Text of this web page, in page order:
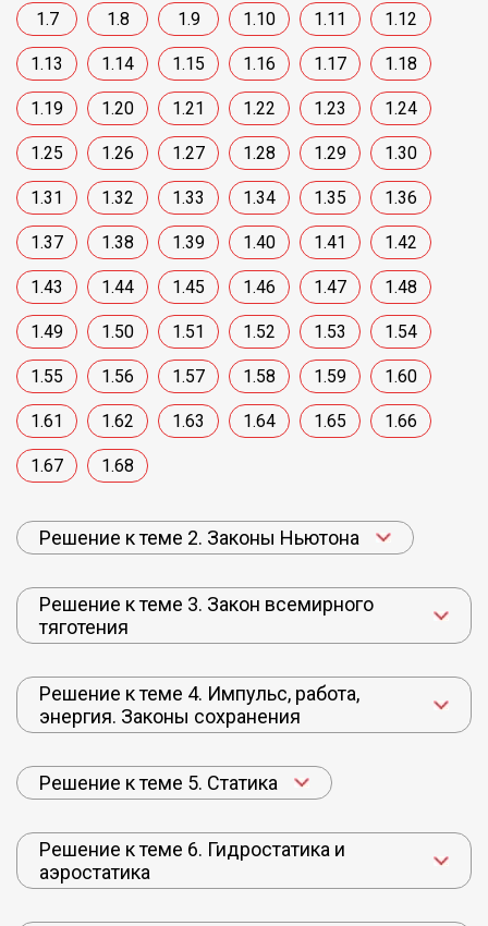
1.7 1.8 1.9 1.10 1.11 1.12
1.13 1.14 1.15 1.16 1.17 1.18
1.19 1.20 1.21 1.22 1.23 1.24
1.25 1.26 1.27 1.28 1.29 1.30
1.31 1.32 1.33 1.34 1.35 1.36
1.37 1.38 1.39 1.40 1.41 1.42
1.43 1.44 1.45 1.46 1.47 1.48
1.49 1.50 1.51 1.52 1.53 1.54
1.55 1.56 1.57 1.58 1.59 1.60
1.61 1.62 1.63 1.64 1.65 1.66
1.67 1.68
Решение к теме 2. Законы Ньютона
Решение к теме 3. Закон всемирного
тяготения
Решение к теме 4. Импульс, работа,
энергия. Законы сохранения
Решение к теме 5. Статика
Решение к теме 6. Гидростатика и
аэростатика